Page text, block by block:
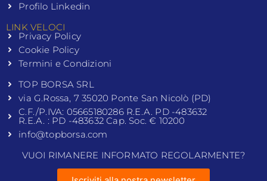
Profilo Linkedin
LINK VELOCI
Privacy Policy
Cookie Policy
Termini e Condizioni
TOP BORSA SRL
via G.Rossa, 7 35020 Ponte San Nicolò (PD)
C.F./P.IVA: 05665180286 R.E.A. PD -483632
R.E.A. : PD -483632 Cap. Soc. € 10200
info@topborsa.com
VUOI RIMANERE INFORMATO REGOLARMENTE?